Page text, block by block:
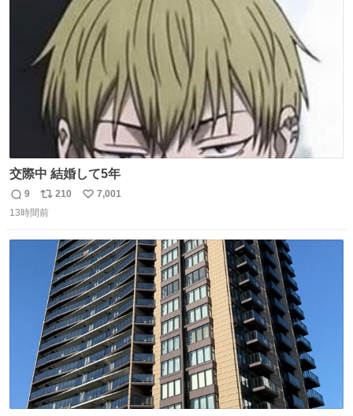
交際中 結婚して5年
返
信
9
リ
ポ
210
い
数
7,001
13時間前